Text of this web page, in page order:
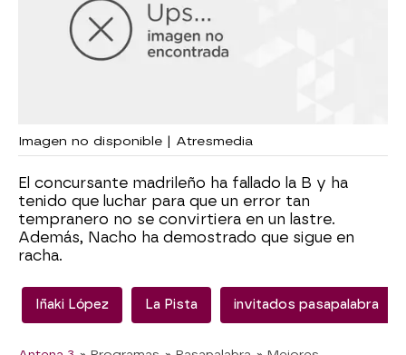
Imagen no disponible | Atresmedia
El concursante madrileño ha fallado la B y ha
tenido que luchar para que un error tan
tempranero no se convirtiera en un lastre.
Además, Nacho ha demostrado que sigue en
racha.
Iñaki López La Pista invitados pasapalabra